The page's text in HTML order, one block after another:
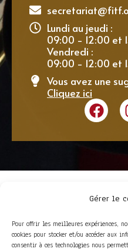
Gérer le
Pour offrir les meilleures expériences,
cookies pour stocker et/ou accéder aux
consentir à ces technologies nous
Lundi au jeudi :
09:00 - 12:00 et
Vendredi :
09:00 - 12:00 et
Vous avez une
Cliquez ici